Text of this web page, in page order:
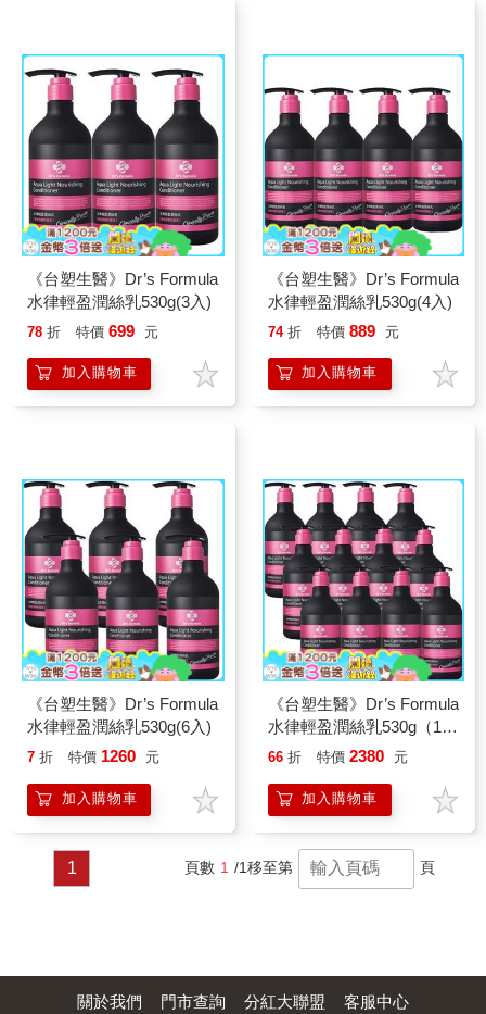
《台塑生醫》Dr’s Formula
水律輕盈潤絲乳530g(3入)
78 折 特價 699 元
加入購物車
《台塑生醫》Dr’s Formula
水律輕盈潤絲乳530g(4入)
74 折 特價 889 元
加入購物車
《台塑生醫》Dr’s Formula
水律輕盈潤絲乳530g(6入)
7 折 特價 1260 元
加入購物車
《台塑生醫》Dr’s Formula
水律輕盈潤絲乳530g（12
入）
66 折 特價 2380 元
加入購物車
1 頁數 1 /1移至第 頁
關於我們 門市查詢 分紅大聯盟 客服中心